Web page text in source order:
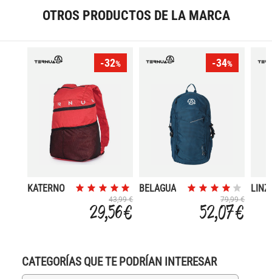
OTROS PRODUCTOS DE LA MARCA
-32%
KATERNO
43,99 €
29,56 €
-34%
BELAGUA
79,99 €
52,07 €
CATEGORÍAS QUE TE PODRÍAN INTERESAR